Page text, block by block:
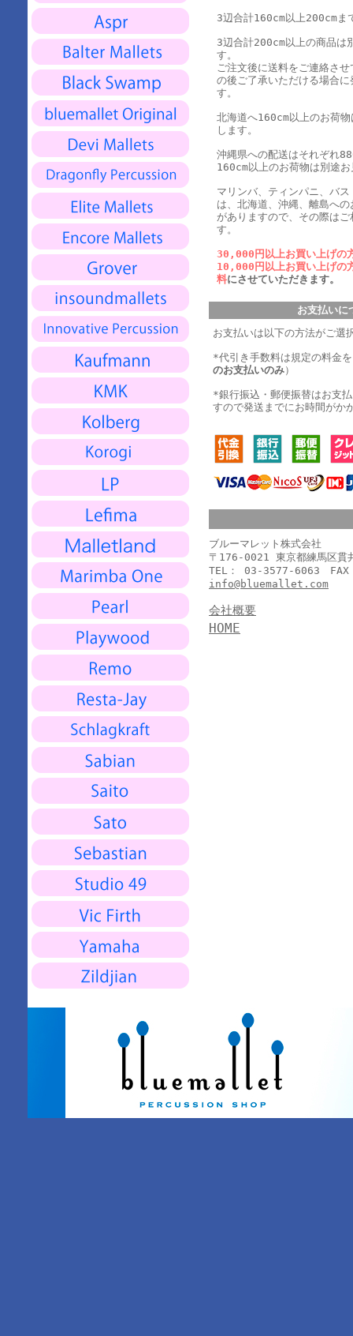
3辺合計160cm以上200cm
3辺合計200cm以上の商品は
す。
ご注文後に送料をご連絡さ
の後ご了承いただける場合
す。
北海道へ160cm以上のお荷
します。
沖縄県への配送はそれぞれ
160cm以上のお荷物は別途
マリンバ、ティンパニ、バ
は、北海道、沖縄、離島へ
がありますので、その際は
す。
30,000円以上お買い上げの
10,000円以上お買い上げの
料にさせていただきます。
お支払いに
お支払いは以下の方法がご選
*代引き手数料は規定の料金
のお支払いのみ）
*銀行振込・郵便振替はお支
すので発送までにお時間がか
ブルーマレット株式会社
〒176-0021 東京都練馬区貫
TEL： 03-3577-6063
info@bluemallet.com
会社概要
HOME